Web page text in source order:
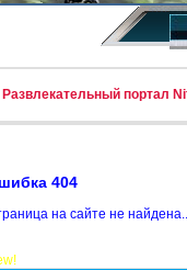
Развлекательный портал
404
на сайте не